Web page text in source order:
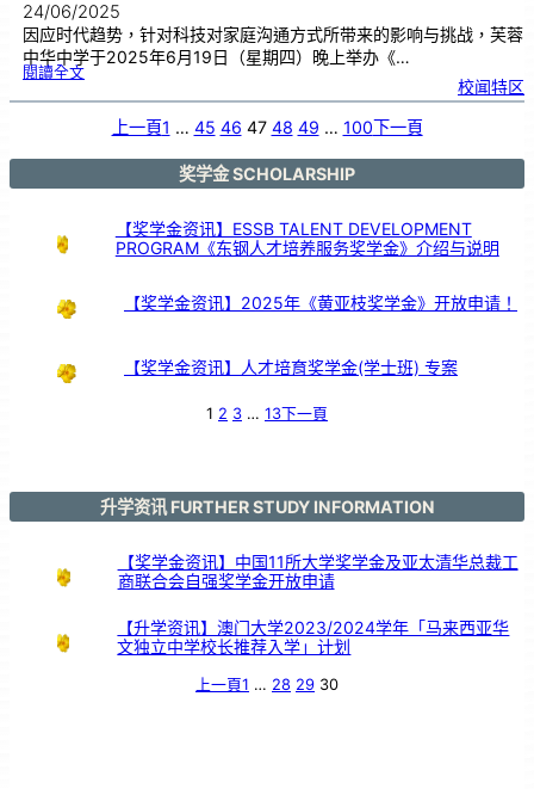
24/06/2025
因应时代趋势，针对科技对家庭沟通方式所带来的影响与挑战，芙蓉
中华中学于2025年6月19日（星期四）晚上举办《…
閱讀全文:亲
教
育
I时
的
校闻特区
上一頁1 … 45 46 47 48 49 … 100下一頁
奖学金 SCHOLARSHIP
【奖学金资讯】ESSB TALENT DEVELOPMENT
PROGRAM《东钢人才培养服务奖学金》介绍与说明
【奖学金资讯】2025年《黄亚枝奖学金》开放申请！
【奖学金资讯】人才培育奖学金(学士班) 专案
1 2 3 … 13下一頁
升学资讯 FURTHER STUDY INFORMATION
【奖学金资讯】中国11所大学奖学金及亚太清华总裁工
商联合会自强奖学金开放申请
【升学资讯】澳门大学2023/2024学年「马来西亚华
文独立中学校长推荐入学」计划
上一頁1 … 28 29 30